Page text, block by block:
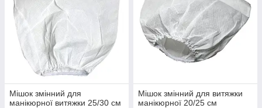
Мішок змінний для
манікюрної витяжки 25/30 см
Мішок змінний для витяжки
манікюрної 20/25 см